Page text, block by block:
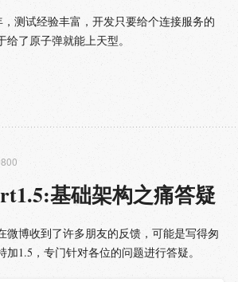
测试经验丰富，开发只要给个连接服务的
了原子弹就能上天型。
基础架构之痛答疑
微博收到了许多朋友的反馈，可能是写得匆
1.5，专门针对各位的问题进行答疑。